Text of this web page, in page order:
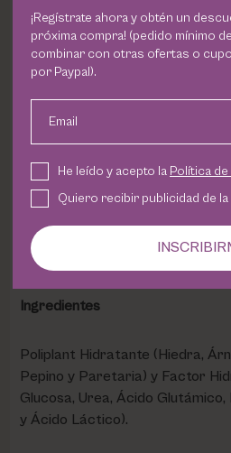
efecto demorpurifiante,
antiedad. Además, cierra los
al rostro, a la vez que mitiga
expresión por su acción quelante.
Beneficios
Limpia y desmaquilla en
la uso diario. Posee un efecto
poros, aportando suavidad a la
las arrugas y líneas de
Ingredientes
Poliplant Hidratante (Hiedra,
Pepino y Paretaria) y Factor
Glucosa, Urea, Ácido Glutámico,
y Ácido Láctico).
¡Regístrate ahora y obtén un
próxima compra! (pedido mínimo
combinar con otras ofertas o
por Paypal).
Email
He leído y acepto la Política
Quiero recibir publicidad de la